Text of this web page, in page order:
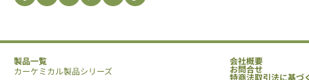
製品一覧
カーケミカル製品シリーズ
会社概要
お問合せ
特商法取引法に基づ